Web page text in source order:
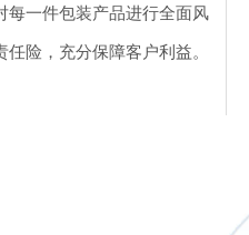
每一件包装产品进行全面风
险，充分保障客户利益。